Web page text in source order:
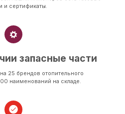
и сертификаты.
запасные части
25 брендов отопительного
наименований на складе.